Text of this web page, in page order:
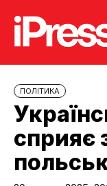
ПОЛІТИКА
сприяє